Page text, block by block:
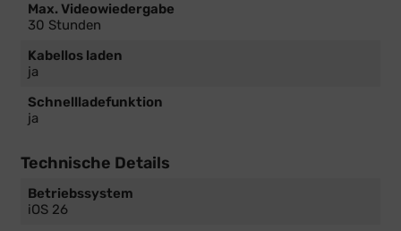
Max. Videowiedergabe
30 Stunden
Kabellos laden
ja
Schnellladefunktion
ja
Technische Details
Betriebssystem
iOS 26